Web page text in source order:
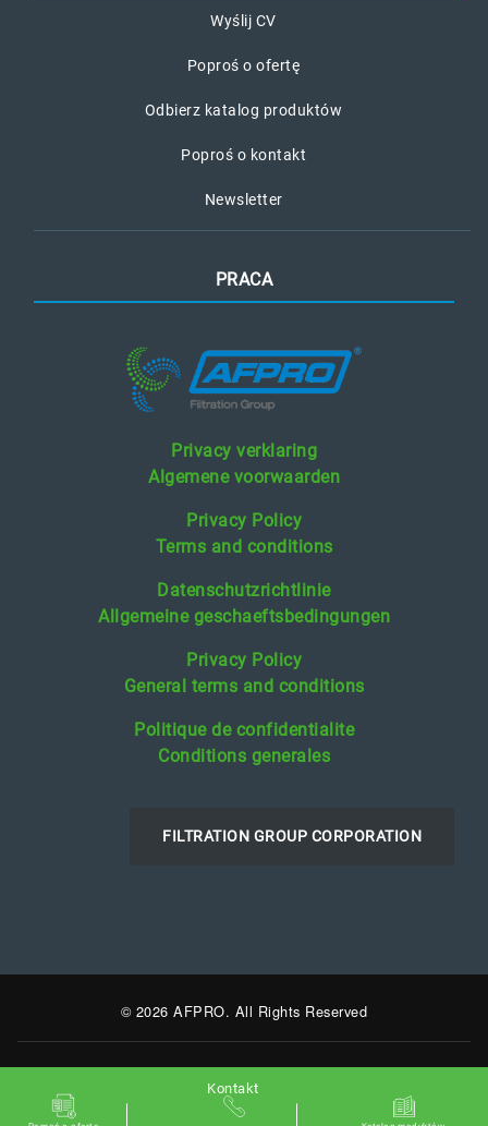
Wyślij CV
Poproś o ofertę
Odbierz katalog produktów
Poproś o kontakt
Newsletter
PRACA
Kontakt
Privacy verklaring
Algemene voorwaarden
Privacy Policy
Terms and conditions
Datenschutzrichtlinie
Allgemeine geschaeftsbedingungen
Privacy Policy
General terms and conditions
Politique de confidentialite
Conditions generales
FILTRATION GROUP CORPORATION
© 2026 AFPRO. All Rights Reserved